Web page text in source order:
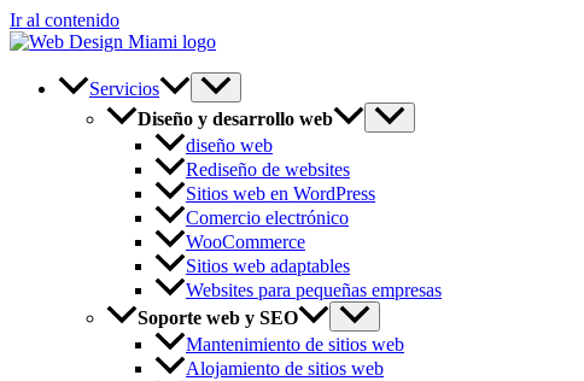
Ir al contenido
Servicios
Diseño y desarrollo web
diseño web
Rediseño de websites
Sitios web en WordPress
Comercio electrónico
WooCommerce
Sitios web adaptables
Websites para pequeñas empresas
Soporte web y SEO
Mantenimiento de sitios web
Alojamiento de sitios web